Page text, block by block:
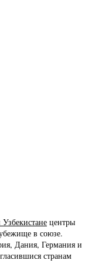
центры
в союзе.
Дания, Германия и
странам